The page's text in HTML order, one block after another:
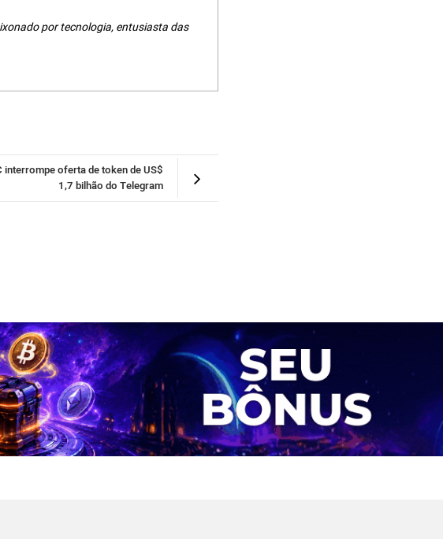
por tecnologia, entusiasta das
interrompe oferta de token de US$
1,7 bilhão do Telegram